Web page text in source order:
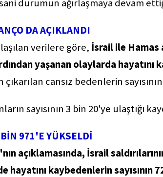
durumun ağırlaşmaya devam
DA AÇIKLANDI
verilere göre, İsrail ile Hamas
yaşanan olaylarda hayatını
çıkarılan cansız bedenlerin
sayısının 3 bin 20'ye ulaştığı
971'E YÜKSELDİ
açıklamasında, İsrail
hayatını kaybedenlerin sayısının